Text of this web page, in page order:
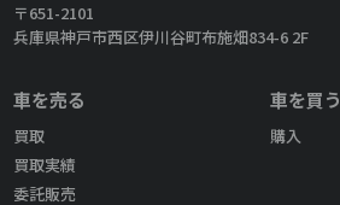
〒651-2101
兵庫県神戸市西区伊川谷町布施畑834-6 2F
車を売る
買取
買取実績
委託販売
車を買う
購入